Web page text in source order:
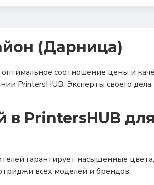
(Дарница)
соотношение цены и
PrintersHUB. Эксперты своего
PrintersHUB
гарантирует насыщенные цвета,
всех моделей и брендов.